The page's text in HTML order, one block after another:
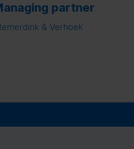
partner
& Verhoek